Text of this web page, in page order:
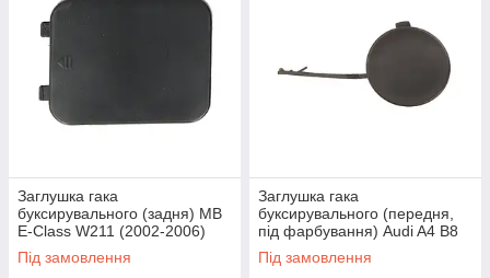
Заглушка гака
буксирувального (задня) MB
E-Class W211 (2002-2006)
Blic
Під замовлення
Заглушка гака
буксирувального (передня,
під фарбування) Audi A4 B8
(2007-2011) Blic
Під замовлення